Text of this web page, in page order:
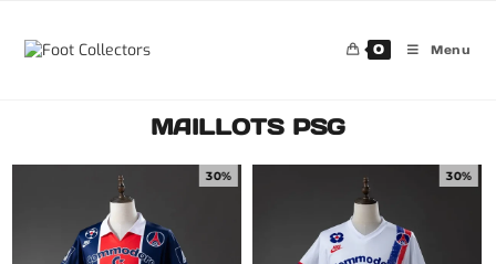
0 Menu
MAILLOTS PSG
30% 30%